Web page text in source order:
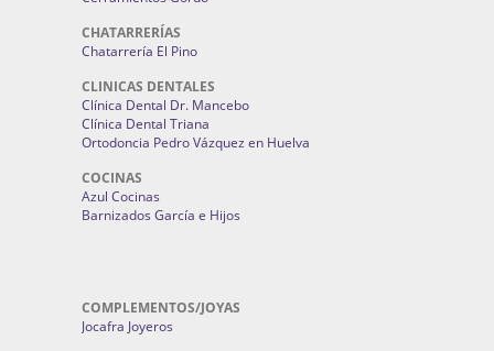
CHATARRERÍAS
Chatarrería El Pino
CLINICAS DENTALES
Clínica Dental Dr. Mancebo
Clínica Dental Triana
Ortodoncia Pedro Vázquez en Huelva
COCINAS
Azul Cocinas
Barnizados García e Hijos
COMPLEMENTOS/JOYAS
Jocafra Joyeros